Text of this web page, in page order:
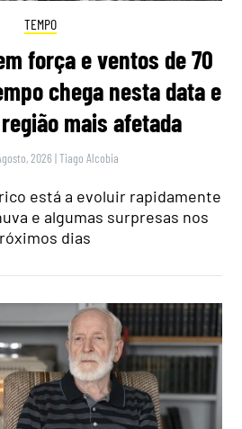
TEMPO
força e ventos de 70
chega nesta data e
mais afetada
2026 |Tiago Alcobia
está a evoluir rapidamente
e algumas surpresas nos
dias